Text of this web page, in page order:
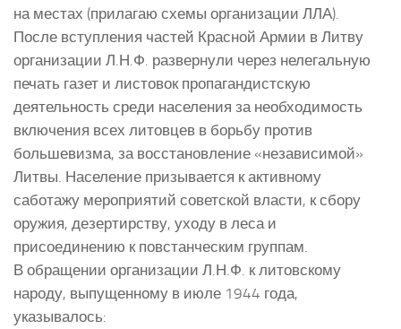
на местах (прилагаю схемы организации ЛЛА).
После вступления частей Красной Армии в Литву
организации Л.Н.Ф. развернули через нелегальную
печать газет и листовок пропагандистскую
деятельность среди населения за необходимость
включения всех литовцев в борьбу против
большевизма, за восстановление «независимой»
Литвы. Население призывается к активному
саботажу мероприятий советской власти, к сбору
оружия, дезертирству, уходу в леса и
присоединению к повстанческим группам.
В обращении организации Л.Н.Ф. к литовскому
народу, выпущенному в июле 1944 года,
указывалось: